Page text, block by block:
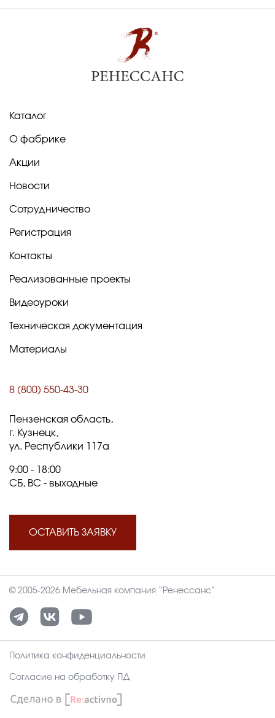
Каталог
О фабрике
Акции
Новости
Сотрудничество
Регистрация
Контакты
Реализованные проекты
Видеоуроки
Техническая документация
Материалы
8 (800) 550-43-30
Пензенская область,
г. Кузнецк,
ул. Республики 117а
9:00 - 18:00
СБ, ВС - выходные
ОСТАВИТЬ ЗАЯВКУ
© 2005-2026 Мебельная компания “Ренессанс”
Политика конфиденциальности
Согласие на обработку ПД